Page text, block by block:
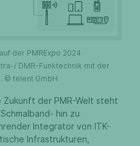
der PMRExpo 2024
DMR-Funktechnik mit der
© telent GmbH
Zukunft der PMR-Welt steht
hin zu
Integrator von ITK-
Infrastrukturen,